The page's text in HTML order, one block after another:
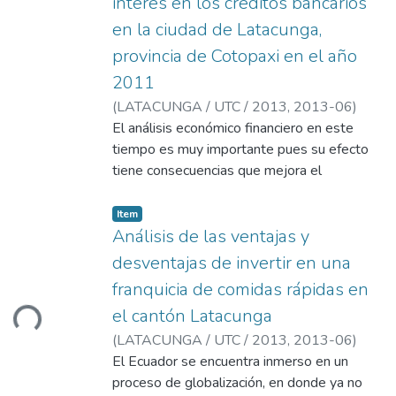
tipo de estímulo observado, y de esta
manera ayuda a optimizar estrategias en el
marketing de contenido turístico.
administración actual ayudara en el tomo de
decisiones.
las empresas por no poseer una correcta
administración y una adecuada toma de
decisiones.
en la ciudad de Latacunga,
provincia de Cotopaxi en el año
2011
(LATACUNGA / UTC / 2013, 2013-06)
Faicán Hoyos, Mayra Alexandra ;Hidalgo
Flores, María Augusta;Cárdenas, Milton
Marcelo
El análisis económico financiero en este
tiempo es muy importante pues su efecto
tiene consecuencias que mejora el
indiscutible trascendencia del Transporte
Pesado en el desarrollo de los pueblos. En
el Ecuador, el análisis económico se ha
constituido en un elemento importante ante
la necesidad de poseer un negocio eficiente
y para llegar a ello es necesario la aplicación
de un análisis como método fundamental
para evaluar dicha actividad.
Loading...
Item
Análisis de las ventajas y
desventajas de invertir en una
franquicia de comidas rápidas en
el cantón Latacunga
(LATACUNGA / UTC / 2013, 2013-06)
Areyuna Salazar, María de los Ángeles
González Córdova, Jenny Beatriz;Cárdenas,
El Ecuador se encuentra inmerso en un
proceso de globalización, en donde ya no